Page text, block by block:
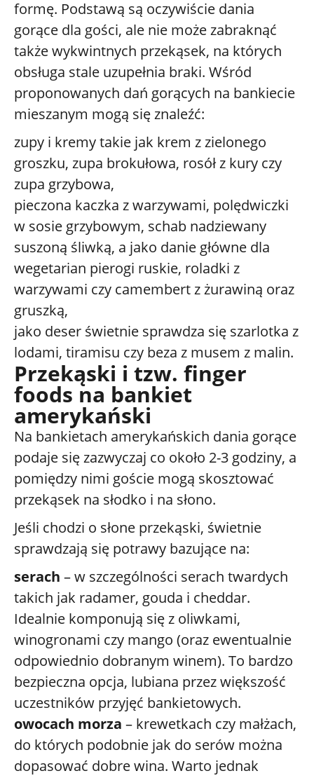
formę. Podstawą są oczywiście dania
gorące dla gości, ale nie może zabraknąć
także wykwintnych przekąsek, na których
obsługa stale uzupełnia braki. Wśród
proponowanych dań gorących na bankiecie
mieszanym mogą się znaleźć:
zupy i kremy takie jak krem z zielonego
groszku, zupa brokułowa, rosół z kury czy
zupa grzybowa,
pieczona kaczka z warzywami, polędwiczki
w sosie grzybowym, schab nadziewany
suszoną śliwką, a jako danie główne dla
wegetarian pierogi ruskie, roladki z
warzywami czy camembert z żurawiną oraz
gruszką,
jako deser świetnie sprawdza się szarlotka z
lodami, tiramisu czy beza z musem z malin.
Przekąski i tzw. finger
foods na bankiet
amerykański
Na bankietach amerykańskich dania gorące
podaje się zazwyczaj co około 2-3 godziny, a
pomiędzy nimi goście mogą skosztować
przekąsek na słodko i na słono.
Jeśli chodzi o słone przekąski, świetnie
sprawdzają się potrawy bazujące na:
serach – w szczególności serach twardych
takich jak radamer, gouda i cheddar.
Idealnie komponują się z oliwkami,
winogronami czy mango (oraz ewentualnie
odpowiednio dobranym winem). To bardzo
bezpieczna opcja, lubiana przez większość
uczestników przyjęć bankietowych.
owocach morza – krewetkach czy małżach,
do których podobnie jak do serów można
dopasować dobre wina. Warto jednak